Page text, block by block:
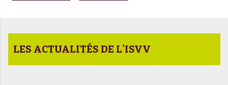
LES ACTUALITÉS DE L'ISVV